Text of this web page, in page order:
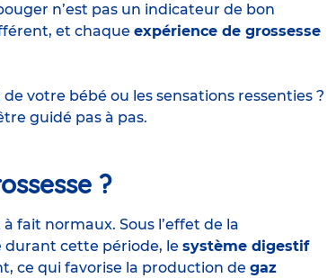
n’est pas un indicateur de bon
et chaque expérience de grossesse
votre bébé ou les sensations ressenties ?
guidé pas à pas.
?
fait normaux. Sous l’effet de la
cette période, le système digestif
ce qui favorise la production de gaz